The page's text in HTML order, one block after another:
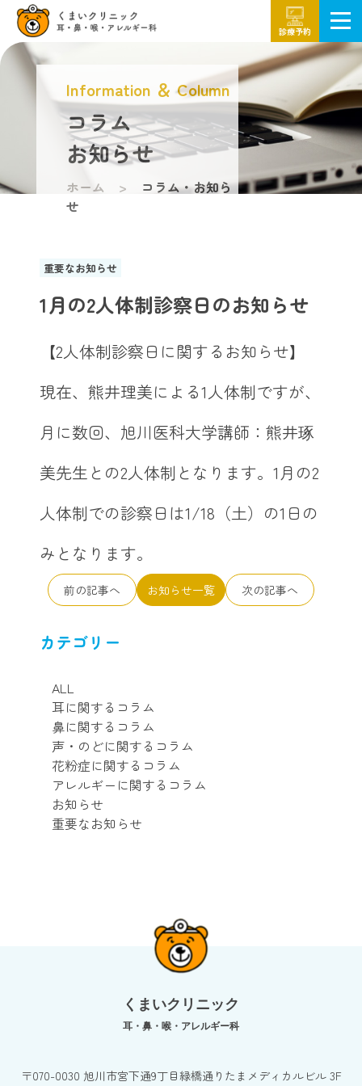
診療予約
Information ＆ Column
コラム
お知らせ
ホーム
コラム・お知ら
せ
重要なお知らせ
1月の2人体制診察日のお知らせ
【2人体制診察日に関するお知らせ】
現在、熊井理美による1人体制ですが、
月に数回、旭川医科大学講師：熊井琢
美先生との2人体制となります。1月の2
人体制での診察日は1/18（土） の1日の
みとなります。
前の記事へ お知らせ一覧 次の記事へ
カテゴリー
ALL
耳に関するコラム
鼻に関するコラム
声・のどに関するコラム
花粉症に関するコラム
アレルギーに関するコラム
お知らせ
重要なお知らせ
くまいクリニック
耳・鼻・喉・アレルギー科
〒070-0030 旭川市宮下通9丁目緑橋通りたまメディカルビル 3F